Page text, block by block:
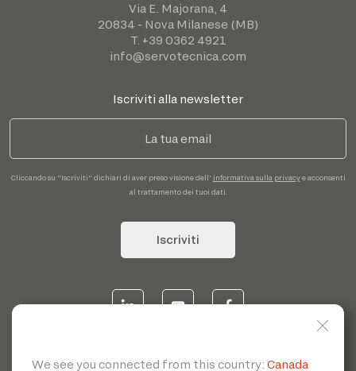
Via E. Majorana, 4
20834 - Nova Milanese (MB)
T. +39 0362 4921
info@servotecnica.com
Iscriviti alla newsletter
Cliccando su "Iscriviti" dichiari di aver preso visione dell' informativa sulla privacye acconsenti
al trattamento dei tuoi dati.
Iscriviti